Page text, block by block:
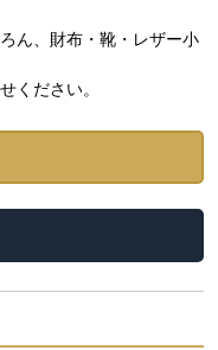
ん、財布・靴・レザー小
ください。